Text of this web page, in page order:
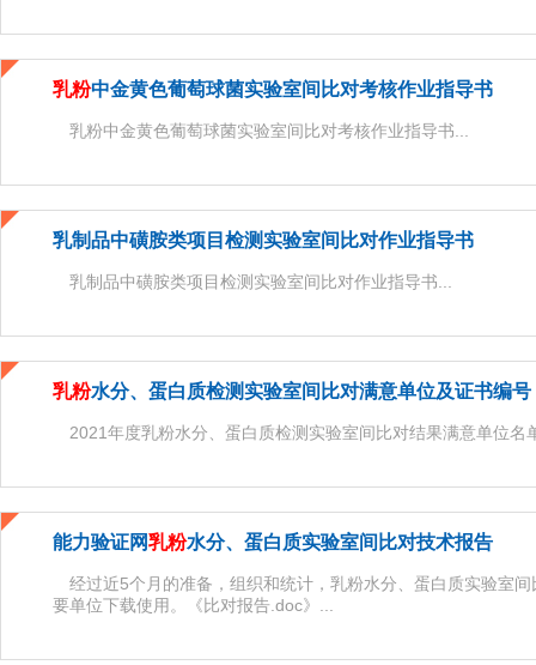
乳粉中金黄色葡萄球菌实验室间比对考核作业指导书
乳粉中金黄色葡萄球菌实验室间比对考核作业指导书...
乳制品中磺胺类项目检测实验室间比对作业指导书
乳制品中磺胺类项目检测实验室间比对作业指导书...
乳粉水分、蛋白质检测实验室间比对满意单位及证书编号
2021年度乳粉水分、蛋白质检测实验室间比对结果满意单位名
能力验证网乳粉水分、蛋白质实验室间比对技术报告
经过近5个月的准备，组织和统计，乳粉水分、蛋白质实验室
要单位下载使用。《比对报告.doc》...